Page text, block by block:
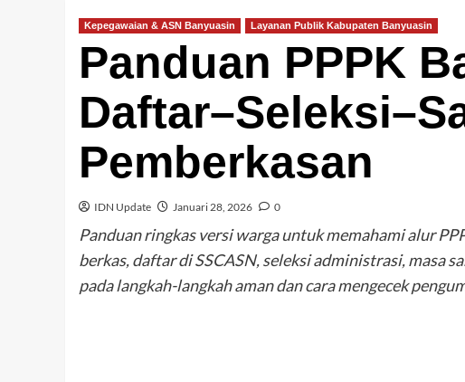
Kepegawaian & ASN Banyuasin Layanan Publik Kabupaten Banyuasin
Panduan PPPK
Pemberkasan
IDN Update Januari 28, 2026 0
Panduan ringkas versi warga untuk memahami alur
berkas, daftar di SSCASN, seleksi administrasi, masa
pada langkah-langkah aman dan cara mengecek